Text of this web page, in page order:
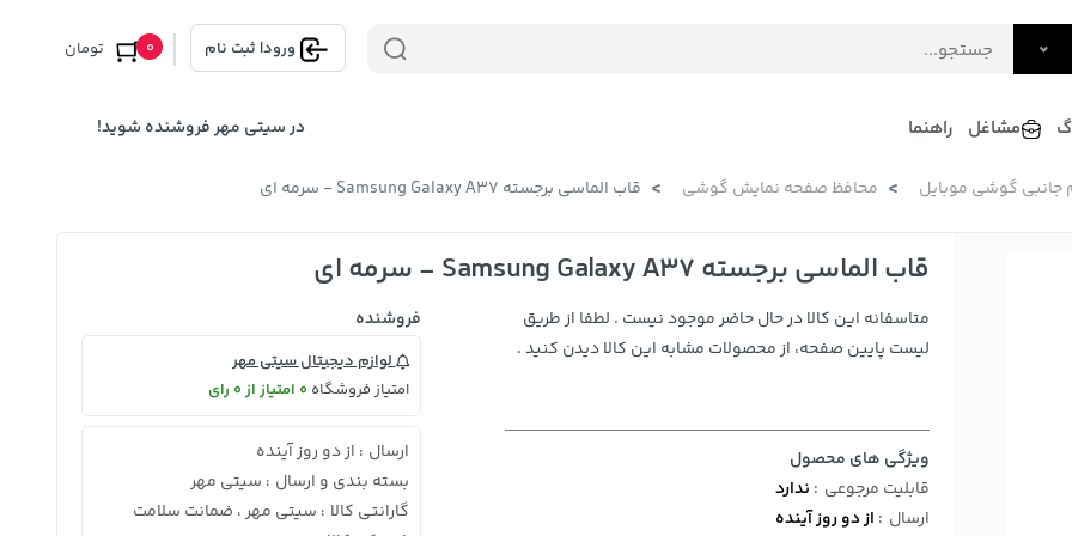
ورود| ثبت نام تومان 0
فرآورده های لبنی
دکوراسیون داخلی و تزئینی
سرو و پذیرایی
لوازم حیوانات خانگی
مشاغل راهنما در سیتی مهر فروشنده شوید!
جانبی گوشی موبایل محافظ صفحه نمایش گوشی قاب الماسی برجسته Samsung Galaxy A37 - سرمه ای
قاب الماسی برجسته Samsung Galaxy A37 - سرمه ای
متاسفانه این کالا در حال حاضر موجود نیست . لطفا از طریق
لیست پایین صفحه، از محصولات مشابه این کالا دیدن کنید .
ویژگی های محصول
قابلیت مرجوعی : ندارد
ارسال : از دو روز آینده
فروشنده
لوازم دیجیتال سیتی مهر
امتیاز فروشگاه0 امتیاز از 0 رای
ارسال : از دو روز آینده
بسته بندی و ارسال : سیتی مهر
گارانتی کالا : سیتی مهر ، ضمانت سلامت